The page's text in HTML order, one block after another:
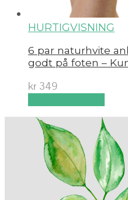
HURTIGVISNING
6 par naturhvite
godt på foten –
kr 349